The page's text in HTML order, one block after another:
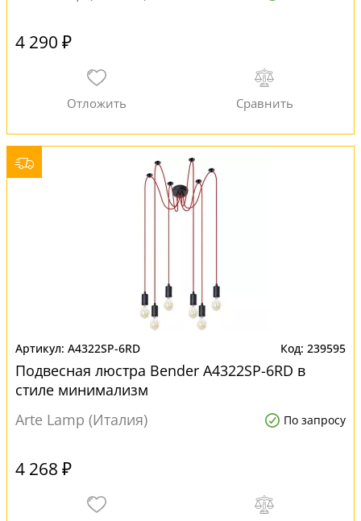
4 290 ₽
A4322SP-6RD 239595
Подвесная люстра Bender A4322SP-6RD в
стиле минимализм
Arte Lamp (Италия)
По запросу
4 268 ₽